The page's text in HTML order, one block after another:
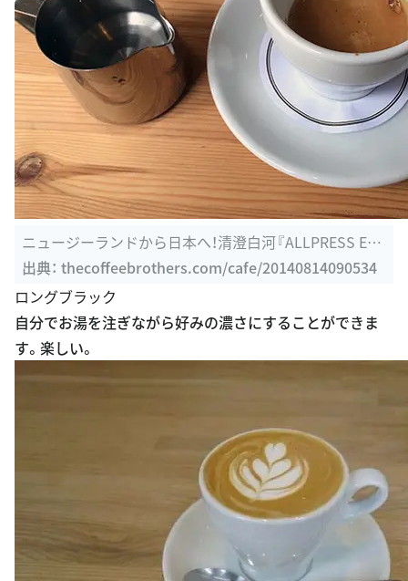
ニュージーランドから日本へ！清澄白河『ALLPRESS ESP
RESSO（オール ...
出典：thecoffeebrothers.com/cafe/20140814090534
ロングブラック
自分でお湯を注ぎながら好みの濃さにすることができま
す。楽しい。